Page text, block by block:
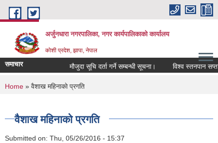
Skip to main content
अर्जुनधारा नगरपालिका, नगर कार्यपालिकाको कार्यालय
कोशी प्रदेश, झापा, नेपाल
समाचार मौजुदा सूचि दर्ता गर्ने सम्बन्धी सूचना। विश्व स्तनपान
You are here
Home » वैशाख महिनाकाे प्रगति
वैशाख महिनाकाे प्रगति
Submitted on: Thu, 05/26/2016 - 15:37